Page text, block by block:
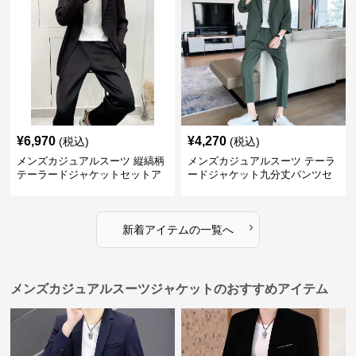
¥6,970 (税込)
メンズカジュアルスーツ 縦縞柄
テーラードジャケットセットア
¥4,270 (税込)
メンズカジュアルスーツ テーラ
ードジャケット九分丈パンツセ
新着アイテムの一覧へ ›
メンズカジュアルスーツジャケットのおすすめアイテム